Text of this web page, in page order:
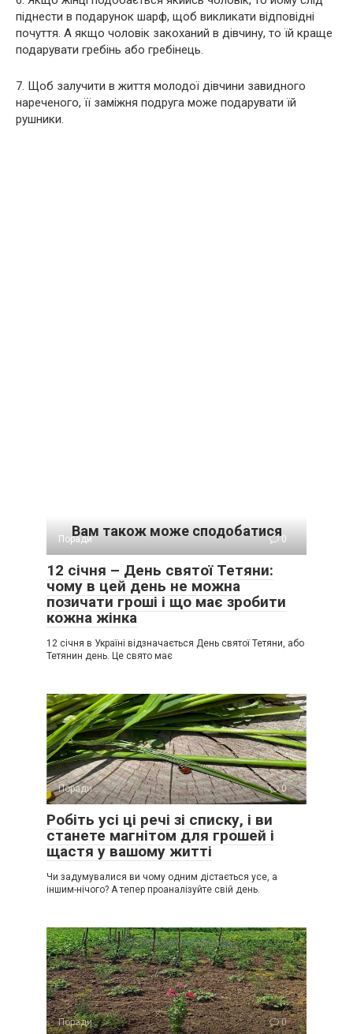
піднести в подарунок шарф, щоб викликати відповідні
почуття. А якщо чоловік закоханий в дівчину, то їй краще
подарувати гребінь або гребінець.
7. Щоб залучити в життя молодої дівчини завидного
нареченого, її заміжня подруга може подарувати їй
рушники.
Вам також може сподобатися
Поради 0
12 січня – День святої Тетяни:
чому в цей день не можна
позичати гроші і що має зробити
кожна жінка
12 січня в Україні відзначається День святої Тетяни, або
Тетянин день. Це свято має
Поради 0
Робіть усі ці речі зі списку, і ви
станете магнітом для грошей і
щастя у вашому житті
Чи задумувалися ви чому одним дістається усе, а
іншим-нічого? А тепер проаналізуйте свій день.
Поради 0